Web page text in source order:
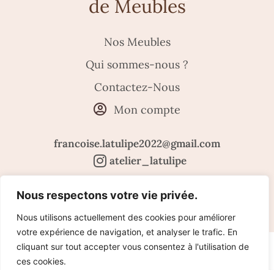
Nous respectons votre vie privée.
Nous utilisons actuellement des cookies pour améliorer
votre expérience de navigation, et analyser le trafic. En
cliquant sur tout accepter vous consentez à l'utilisation de
ces cookies.
de Meubles
Nos Meubles
Qui sommes-nous ?
Contactez-Nous
Mon compte
francoise.latulipe2022@gmail.com
atelier_latulipe
Mentions légales
Politique de confidentialité
Conditions Générales de Vente
Copyright © | latulipe 2023